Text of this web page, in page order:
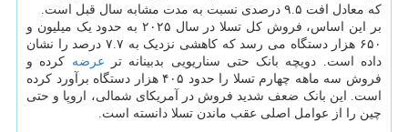
که معادل افت ۹.۵ درصدی نسبت به مدت مشابه سال قبل است.
بر این اساس، فروش کل تسلا در سال ۲۰۲۵ به حدود یک میلیون و
۶۵۰ هزار دستگاه می رسد که کاهشی نزدیک به ۷.۷ درصد را نشان
داده است. دویچه بانک حتی سناریویی بدبینانه تر عرضه کرده و
فروش سه ماهه چهارم تسلا را حدود ۴۰۵ هزار دستگاه برآورد کرده
است. این بانک ضعف شدید فروش در آمریکای شمالی، اروپا و حتی
چین را از عوامل اصلی عقب ماندن تسلا دانسته است.